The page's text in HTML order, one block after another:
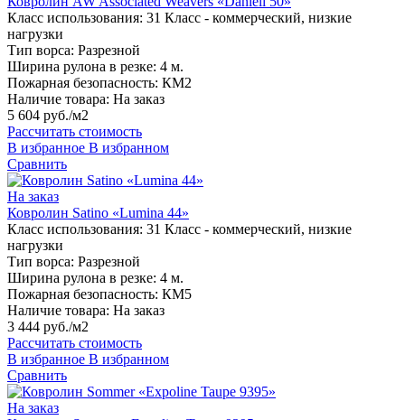
Класс использования: 31 Класс - коммерческий, низкие
нагрузки
Тип ворса: Разрезной
Ширина рулона в резке: 4 м.
Пожарная безопасность: КМ2
Наличие товара: На заказ
5 604 руб./м2
Рассчитать стоимость
В избранное В избранном
Сравнить
На заказ
Ковролин Satino «Lumina 44»
Класс использования: 31 Класс - коммерческий, низкие
нагрузки
Тип ворса: Разрезной
Ширина рулона в резке: 4 м.
Пожарная безопасность: КМ5
Наличие товара: На заказ
3 444 руб./м2
Рассчитать стоимость
В избранное В избранном
Сравнить
На заказ